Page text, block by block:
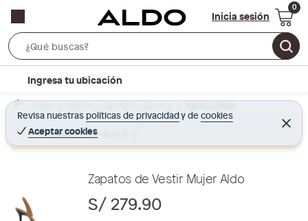
Inicia sesión
e
r
c
B
r
c
t
Ingresa tu ubicación
Revisa nuestras políticas de privacidadyde cookies
Aceptar cookies
C
e
r
Home Calzado y zapatillas - Zapatos Zapatos Mujer
Producto sin stock :(
Zapatos de Vestir Mujer Aldo
S/ 279.90